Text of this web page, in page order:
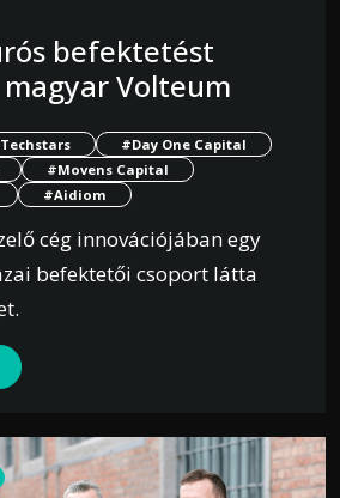
befektetést
Volteum
#Day One Capital
#Movens Capital
#Aidiom
cég innovációjában egy
befektetői csoport látta